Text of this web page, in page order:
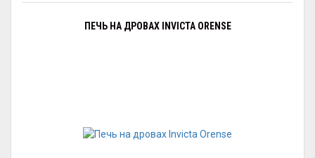
ПЕЧЬ НА ДРОВАХ INVICTA ORENSE